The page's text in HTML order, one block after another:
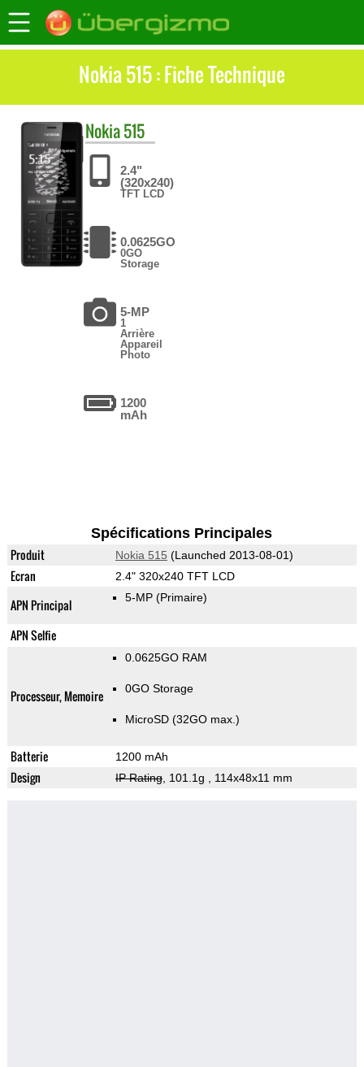
Nokia 515 : Fiche Technique
Nokia515
2.4"
(320x240)
TFT LCD
0.0625GO
0GO
Storage
5-MP
1
Arrière
Appareil
Photo
1200
mAh
Spécifications Principales
Produit Nokia 515 (Launched 2013-08-01)
Ecran 2.4" 320x240 TFT LCD
APN Principal 5-MP (Primaire)
APN Selfie
Processeur, Memoire
0.0625GO RAM
0GO Storage
MicroSD (32GO max.)
Batterie 1200 mAh
Design IP Rating, 101.1g , 114x48x11 mm